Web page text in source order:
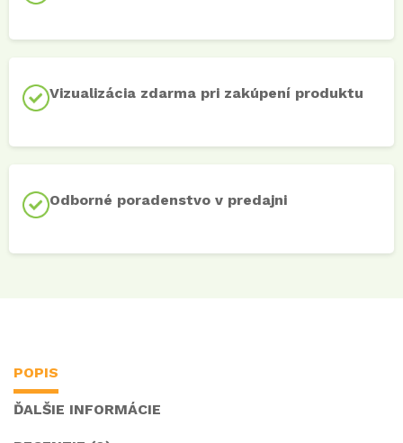
Vizualizácia zdarma pri zakúpení produktu
Odborné poradenstvo v predajni
POPIS
ĎALŠIE INFORMÁCIE